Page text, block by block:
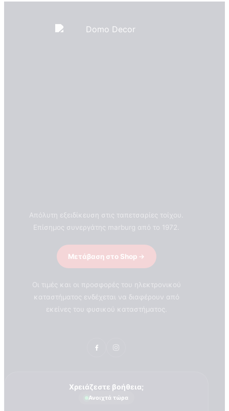
ΣΧΕΤΙΚΑ ΜΕ ΕΜΑΣ
Απόλυτη εξειδίκευση στις ταπετσαρίες τοίχου.
Επίσημος συνεργάτης marburg από το 1972.
Μετάβαση στο Shop
Οι τιμές και οι προσφορές του ηλεκτρονικού
καταστήματος ενδέχεται να διαφέρουν από
εκείνες του φυσικού καταστήματος.
Χρειάζεστε βοήθεια;
Ανοιχτά τώρα